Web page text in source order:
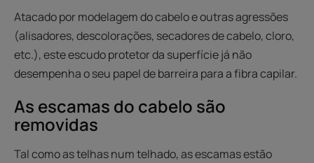
Atacado por modelagem do cabelo e outras agressões
(alisadores, descolorações, secadores de cabelo, cloro,
etc.), este escudo protetor da superfície já não
desempenha o seu papel de barreira para a fibra capilar.
As escamas do cabelo são
removidas
Tal como as telhas num telhado, as escamas estão